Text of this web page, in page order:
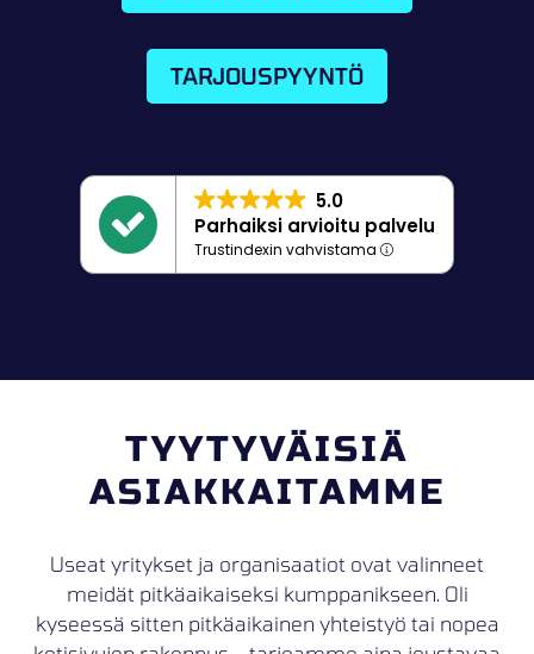
TARJOUSPYYNTÖ
5.0
Parhaiksi arvioitu palvelu
Trustindexin vahvistama
TYYTYVÄISIÄ
ASIAKKAITAMME
Useat yritykset ja organisaatiot ovat valinneet
meidät pitkäaikaiseksi kumppanikseen. Oli
kyseessä sitten pitkäaikainen yhteistyö tai nopea